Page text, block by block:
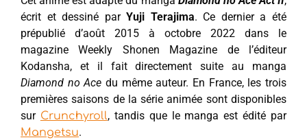
écrit et dessiné parYuji Terajima. Ce dernier a été
prépublié d’août 2015 à octobre 2022 dans le
magazine Weekly Shonen Magazine de l’éditeur
Kodansha, et il fait directement suite au manga
Diamond no Ace du même auteur. En France, les trois
premières saisons de la série animée sont disponibles
sur Crunchyroll, tandis que le manga est édité par
Mangetsu.